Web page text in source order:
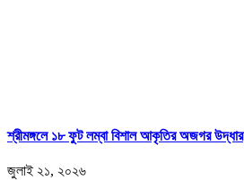
শ্রীমঙ্গলে ১৮ ফুট লম্বা বিশাল আকৃতির অজগর উদ্ধার
জুলাই ২১, ২০২৬